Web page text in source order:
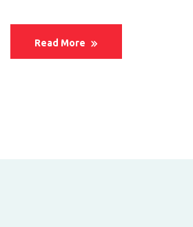
Read More